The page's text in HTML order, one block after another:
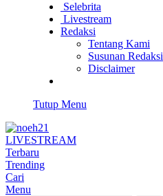
Selebrita
Livestream
Redaksi
Tentang Kami
Susunan Redaksi
Disclaimer
Tutup Menu
LIVESTREAM
Terbaru
Trending
Cari
Menu